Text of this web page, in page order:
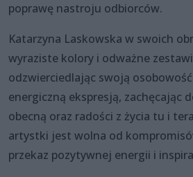
poprawę nastroju odbiorców.
Katarzyna Laskowska w swoich
wyraziste kolory i odważne
odzwierciedlając swoją
energiczną ekspresją, zachęcając
obecną oraz radości z życia tu i
artystki jest wolna od
przekaz pozytywnej energii i